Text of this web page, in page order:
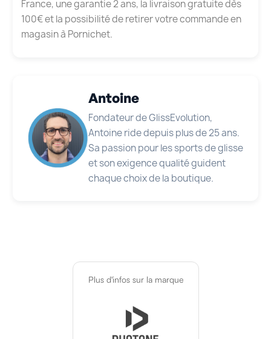
France, une garantie 2 ans, la livraison gratuite dès
100€ et la possibilité de retirer votre commande en
magasin à Pornichet.
Antoine
Fondateur de GlissEvolution,
Antoine ride depuis plus de 25 ans.
Sa passion pour les sports de glisse
et son exigence qualité guident
chaque choix de la boutique.
Plus d'infos sur la marque